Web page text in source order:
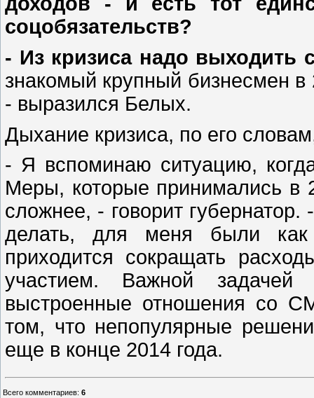
соцобязательств?
- Из кризиса надо выходить
знакомый крупный бизнесмен
- выразился Белых.
Дыхание кризиса, по его
- Я вспоминаю ситуацию,
Меры, которые принимались
сложнее, - говорит
делать, для меня были
приходится сокращать
участием. Важной
выстроенные отношения со
том, что непопулярные
еще в конце 2014 года.
Всего комментариев: 6